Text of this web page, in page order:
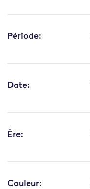
Période:
Date:
Ère:
Couleur: